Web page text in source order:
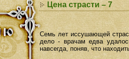
Цена страсти – 7
Семь лет иссушающей
дело - врачам едва
навсегда, поняв, что